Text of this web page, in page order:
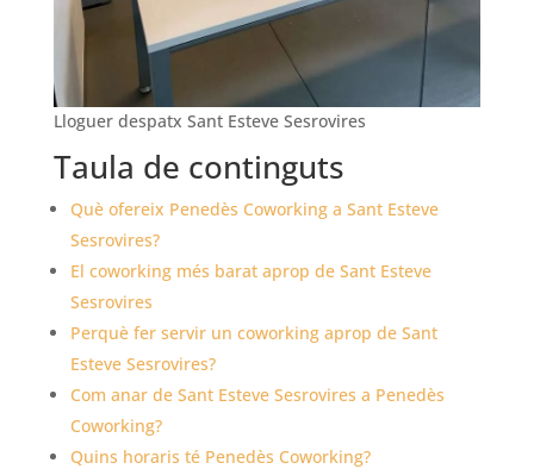
Lloguer despatx Sant Esteve Sesrovires
Taula de continguts
Què ofereix Penedès Coworking a Sant Esteve
Sesrovires?
El coworking més barat aprop de Sant Esteve
Sesrovires
Perquè fer servir un coworking aprop de Sant
Esteve Sesrovires?
Com anar de Sant Esteve Sesrovires a Penedès
Coworking?
Quins horaris té Penedès Coworking?